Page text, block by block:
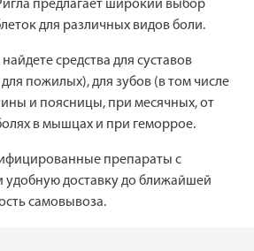
предлагает широкий выбор
для различных видов боли.
средства для суставов
пожилых), для зубов (в том числе
и поясницы, при месячных, от
в мышцах и при геморрое.
препараты с
удобную доставку до ближайшей
самовывоза.